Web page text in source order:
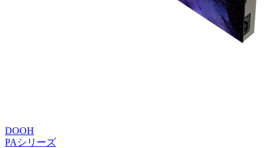
DOOH
PAシリーズ